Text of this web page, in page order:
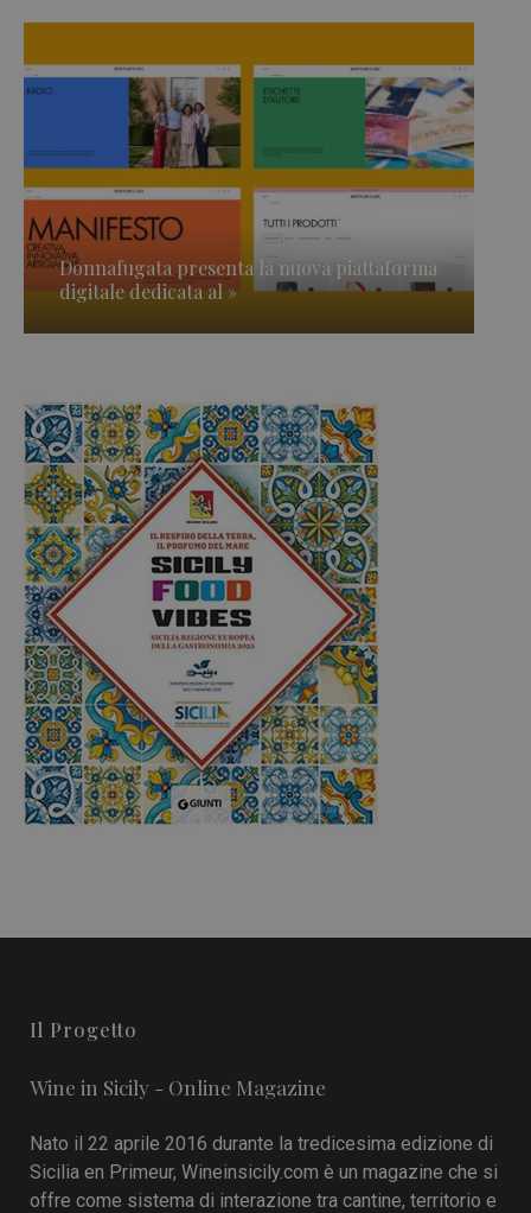
Donnafugata presenta la nuova piattaforma
digitale dedicata al »
Il Progetto
Wine in Sicily - Online Magazine
Nato il 22 aprile 2016 durante la tredicesima edizione di
Sicilia en Primeur, Wineinsicily.com è un magazine che si
offre come sistema di interazione tra cantine, territorio e